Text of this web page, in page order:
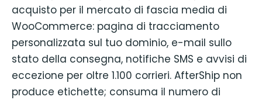
acquisto per il mercato di fascia media di
WooCommerce: pagina di tracciamento
personalizzata sul tuo dominio, e-mail sullo
stato della consegna, notifiche SMS e avvisi di
eccezione per oltre 1.100 corrieri. AfterShip non
produce etichette; consuma il numero di